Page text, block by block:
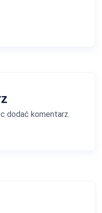
dodać komentarz.